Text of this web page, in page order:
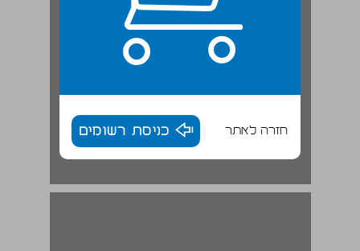
חזרה לאתר כניסת רשומים
פרק ראשון מקורות הסמכות ההלכתית – מסורת ואוטונומיה ... 17